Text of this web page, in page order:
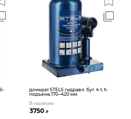
домкрат STELS гидравл. бут. 4 т, h
подъема 170–420 мм
В наличии
3750₽